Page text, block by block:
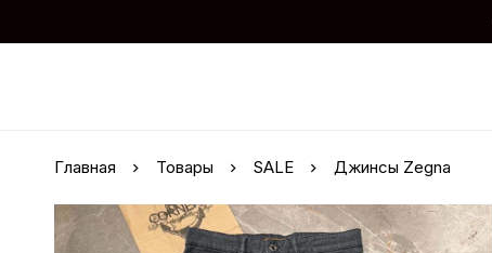
Главная Товары SALE Джинсы Zegna